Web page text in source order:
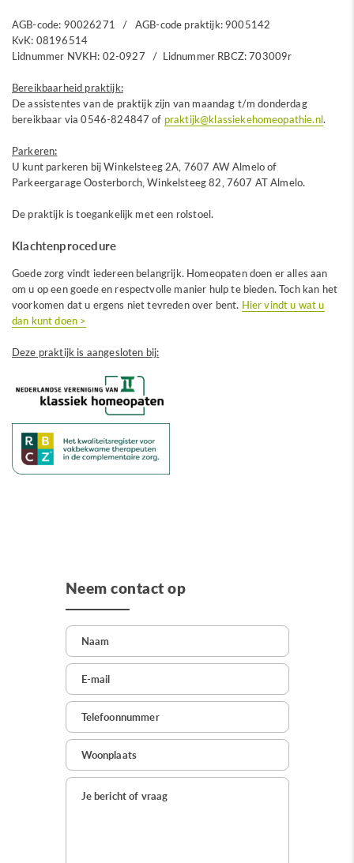
AGB-code: 90026271 / AGB-code praktijk: 9005142
KvK: 08196514
Lidnummer NVKH: 02-0927 / Lidnummer RBCZ: 703009r
Bereikbaarheid praktijk:
De assistentes van de praktijk zijn van maandag t/m donderdag
bereikbaar via 0546-824847 of praktijk@klassiekehomeopathie.nl.
Parkeren:
U kunt parkeren bij Winkelsteeg 2A, 7607 AW Almelo of
Parkeergarage Oosterborch, Winkelsteeg 82, 7607 AT Almelo.
De praktijk is toegankelijk met een rolstoel.
Klachtenprocedure
Goede zorg vindt iedereen belangrijk. Homeopaten doen er alles aan
om u op een goede en respectvolle manier hulp te bieden. Toch kan het
voorkomen dat u ergens niet tevreden over bent. Hier vindt u wat u
dan kunt doen >
Deze praktijk is aangesloten bij:
Neem contact op